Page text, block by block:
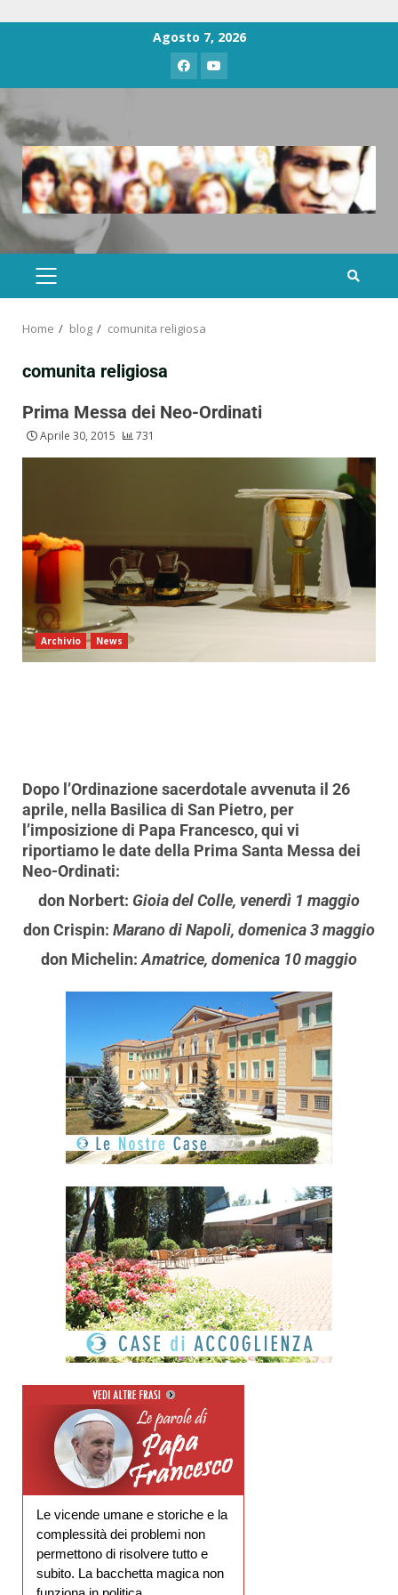
Agosto 7, 2026
Home blog comunita religiosa
comunita religiosa
Prima Messa dei Neo-Ordinati
Aprile 30, 2015 731
Archivio News
Dopo l’Ordinazione sacerdotale avvenuta il 26
aprile, nella Basilica di San Pietro, per
l’imposizione di Papa Francesco, qui vi
riportiamo le date della Prima Santa Messa dei
Neo-Ordinati:
don Norbert: Gioia del Colle, venerdì 1 maggio
don Crispin: Marano di Napoli, domenica 3 maggio
don Michelin: Amatrice, domenica 10 maggio
Le vicende umane e storiche e la
complessità dei problemi non
permettono di risolvere tutto e
subito. La bacchetta magica non